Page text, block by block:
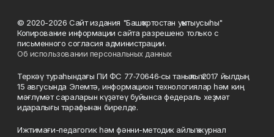
© 2020-2026 Сайт издания "Башҡортостан уҡытыусыһы"
Копирование информации сайта разрешено только с
письменного согласия администрации.
Об использовании персональных данных
Теркәү тураһындағы ПИ ФС 77‑70646‑сы таныҡлыҡ 2017 йылдың
15 авгусында Элемтә, информацион технологиялар һәм киң
мәғлүмәт сараларын күҙәтеү буйынса федераль хеҙмәт
идаралығы тарафынан бирелде.
Ижтимағи-педагогик һәм фәнни-методик айлыҡ журнал